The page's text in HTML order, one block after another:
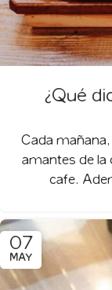
¿Qué
Cada
amantes de la
cafe.
07
MAY